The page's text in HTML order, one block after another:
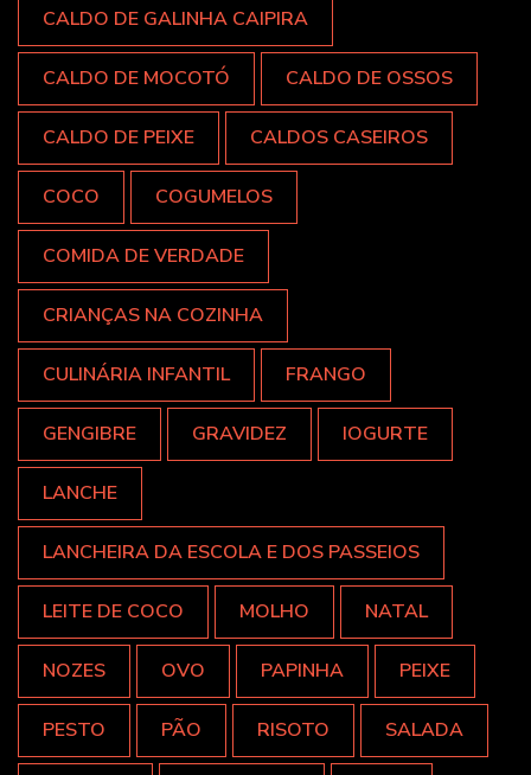
CALDO DE GALINHA CAIPIRA
CALDO DE MOCOTÓ CALDO DE OSSOS
CALDO DE PEIXE CALDOS CASEIROS
COCO COGUMELOS
COMIDA DE VERDADE
CRIANÇAS NA COZINHA
CULINÁRIA INFANTIL FRANGO
GENGIBRE GRAVIDEZ IOGURTE
LANCHE
LANCHEIRA DA ESCOLA E DOS PASSEIOS
LEITE DE COCO MOLHO NATAL
NOZES OVO PAPINHA PEIXE
PESTO PÃO RISOTO SALADA